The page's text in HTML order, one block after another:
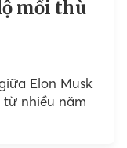
mối thù
Elon Musk
từ nhiều năm